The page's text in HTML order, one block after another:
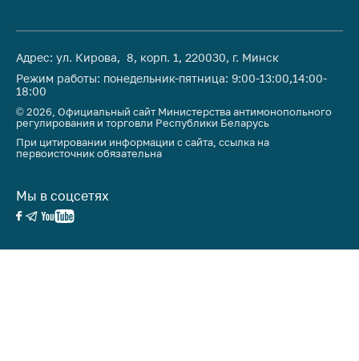
Адрес: ул. Кирова, 8, корп. 1, 220030, г. Минск
Режим работы: понедельник-пятница: 9:00-13:00,14:00-
18:00
© 2026, Официальный сайт Министерства антимонопольного
регулирования и торговли Республики Беларусь
При цитировании информации с сайта, ссылка на
первоисточник обязательна
Мы в соцсетях